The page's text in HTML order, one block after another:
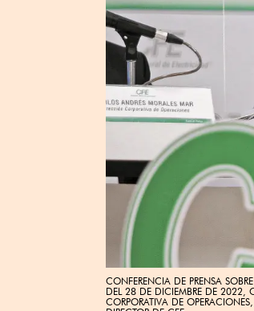
CONFERENCIA DE PRENSA
DEL 28 DE DICIEMBRE DE 2022,
CORPORATIVA DE